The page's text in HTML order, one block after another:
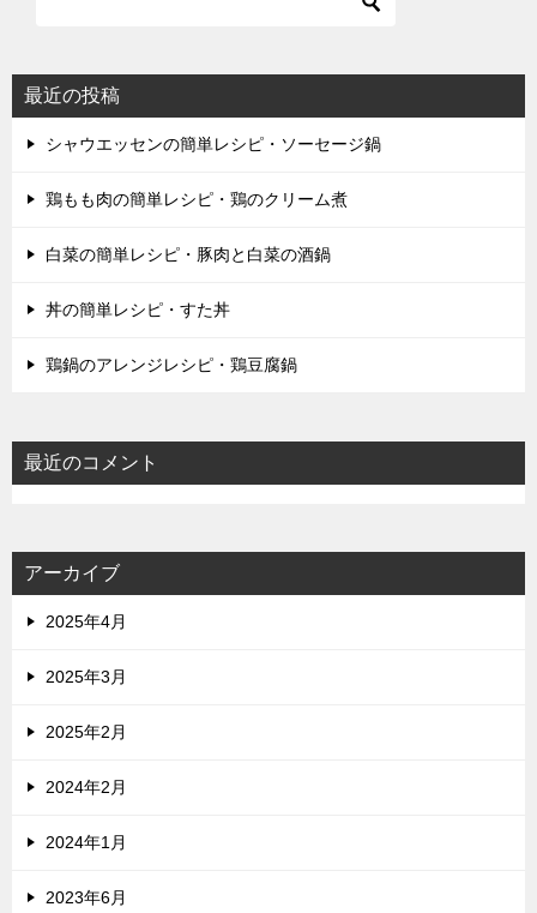
最近の投稿
シャウエッセンの簡単レシピ・ソーセージ鍋
鶏もも肉の簡単レシピ・鶏のクリーム煮
白菜の簡単レシピ・豚肉と白菜の酒鍋
丼の簡単レシピ・すた丼
鶏鍋のアレンジレシピ・鶏豆腐鍋
最近のコメント
アーカイブ
2025年4月
2025年3月
2025年2月
2024年2月
2024年1月
2023年6月